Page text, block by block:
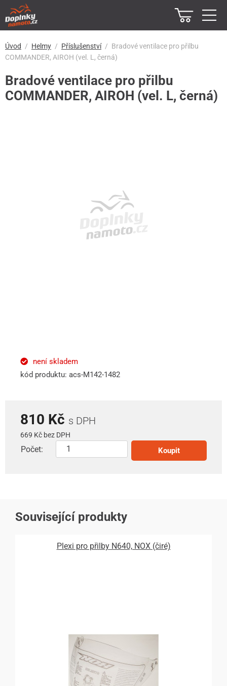
Úvod Helmy Příslušenství
Bradové ventilace pro přilbu
COMMANDER, AIROH (vel. L, černá)
Bradové ventilace pro přilbu
COMMANDER, AIROH (vel. L, černá)
není skladem
kód produktu: acs-M142-1482
810 Kč s DPH
669 Kč bez DPH
Počet: Koupit
Související produkty
Plexi pro přilby N640, NOX (čiré)